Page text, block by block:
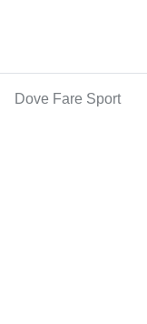
Dove Fare Sport